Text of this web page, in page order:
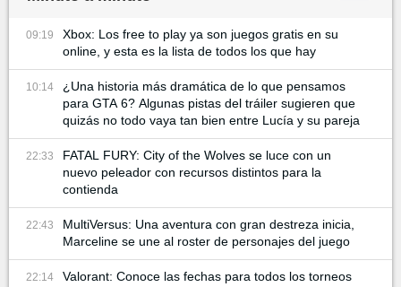
09:19
Xbox: Los free to play ya son juegos gratis en su
online, y esta es la lista de todos los que hay
10:14
¿Una historia más dramática de lo que pensamos
para GTA 6? Algunas pistas del tráiler sugieren que
quizás no todo vaya tan bien entre Lucía y su pareja
22:33
FATAL FURY: City of the Wolves se luce con un
nuevo peleador con recursos distintos para la
contienda
22:43
MultiVersus: Una aventura con gran destreza inicia,
Marceline se une al roster de personajes del juego
22:14
Valorant: Conoce las fechas para todos los torneos